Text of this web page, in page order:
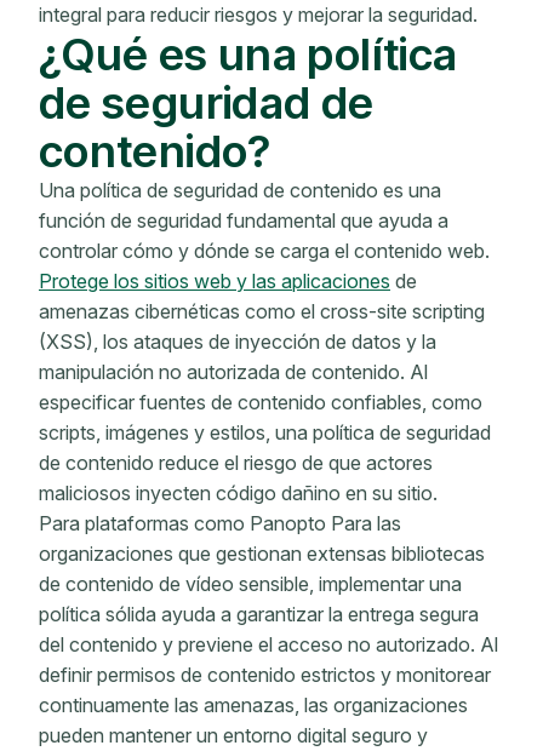
integral para reducir riesgos y mejorar la seguridad.
¿Qué es una política
de seguridad de
contenido?
Una política de seguridad de contenido es una
función de seguridad fundamental que ayuda a
controlar cómo y dónde se carga el contenido web.
Protege los sitios web y las aplicaciones de
amenazas cibernéticas como el cross-site scripting
(XSS), los ataques de inyección de datos y la
manipulación no autorizada de contenido. Al
especificar fuentes de contenido confiables, como
scripts, imágenes y estilos, una política de seguridad
de contenido reduce el riesgo de que actores
maliciosos inyecten código dañino en su sitio.
Para plataformas como Panopto Para las
organizaciones que gestionan extensas bibliotecas
de contenido de vídeo sensible, implementar una
política sólida ayuda a garantizar la entrega segura
del contenido y previene el acceso no autorizado. Al
definir permisos de contenido estrictos y monitorear
continuamente las amenazas, las organizaciones
pueden mantener un entorno digital seguro y